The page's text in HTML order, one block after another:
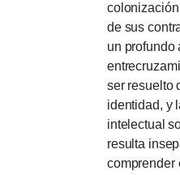
de sus
un profundo
ser resuelto
identidad, y
intelectual
resulta
comprender